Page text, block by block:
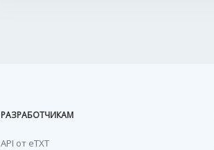
РАЗРАБОТЧИКАМ
API от eTXT